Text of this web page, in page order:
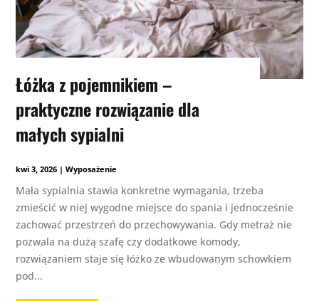
Łóżka z pojemnikiem –
praktyczne rozwiązanie dla
małych sypialni
kwi 3, 2026 |Wyposażenie
Mała sypialnia stawia konkretne wymagania, trzeba
zmieścić w niej wygodne miejsce do spania i jednocześnie
zachować przestrzeń do przechowywania. Gdy metraż nie
pozwala na dużą szafę czy dodatkowe komody,
rozwiązaniem staje się łóżko ze wbudowanym schowkiem
pod...